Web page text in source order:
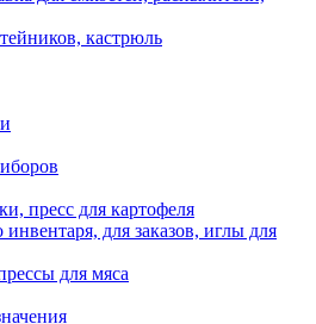
кастрюль
пресс для картофеля
для заказов, иглы для
для мяса